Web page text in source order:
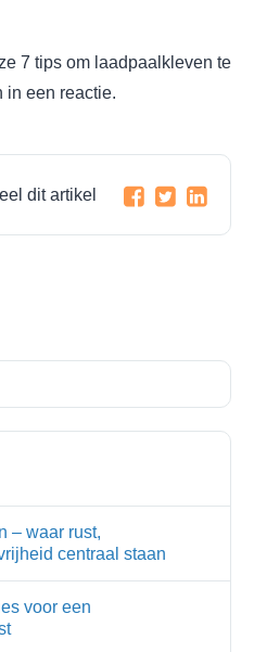
7 tips om laadpaalkleven te
in een reactie.
dit artikel
– waar rust,
centraal staan
voor een